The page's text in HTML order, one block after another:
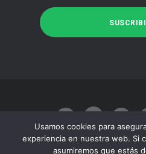
Usamos cookies para
experiencia en nuestra web. Si
asumiremos que estás